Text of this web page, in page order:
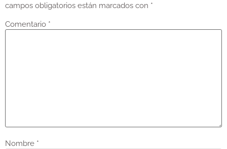
campos obligatorios están marcados con *
Comentario *
Nombre *